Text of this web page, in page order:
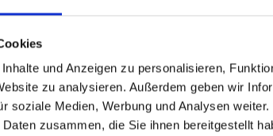
und Anzeigen zu personalisieren,
zu analysieren. Außerdem geben wir
soziale Medien, Werbung und Analysen
zusammen, die Sie ihnen bereitgestellt
based in the
North America website directly from here or